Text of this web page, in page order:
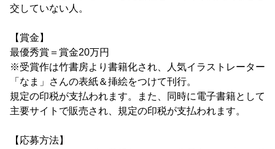
交していない人。
【賞金】
最優秀賞＝賞金20万円
※受賞作は竹書房より書籍化され、人気イラストレーター
「なま」さんの表紙＆挿絵をつけて刊行。
規定の印税が支払われます。また、同時に電子書籍として
主要サイトで販売され、規定の印税が支払われます。
【応募方法】